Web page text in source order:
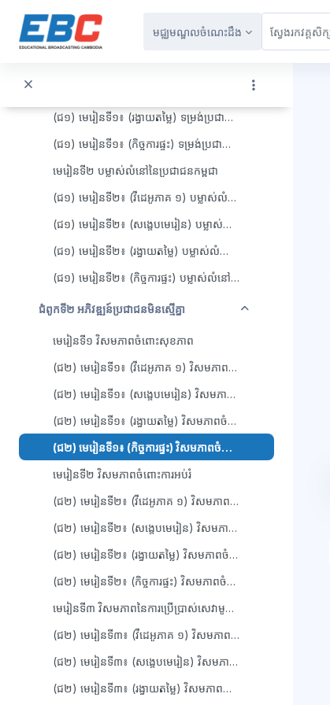
មជ្ឈមណ្ឌលចំណេះដឹង
មេរៀនទី១ ទម្រង់ប្រជាសាស្រ្តកម្ពុជា
(ជ១) មេរៀនទី១៖ (រង្វាយតម្លៃ) ទម្រង់ប្រជាសាស្រ្តកម្ពុជា
(ជ១) មេរៀនទី១៖ (កិច្ចការផ្ទះ) ទម្រង់ប្រជាសាស្រ្តកម្ពុជា
មេរៀនទី២ បម្លាស់លំនៅនៃប្រជាជនកម្ពុជា
(ជ១) មេរៀនទី២៖ (វីដេអូភាគ ១) បម្លាស់លំនៅនៃប្រជាជនកម្ពុជា
(ជ១) មេរៀនទី២៖ (សង្ខេបមេរៀន) បម្លាស់លំនៅនៃប្រជាជនកម្ពុជា
(ជ១) មេរៀនទី២៖ (រង្វាយតម្លៃ) បម្លាស់លំនៅនៃប្រជាជនកម្ពុជា
(ជ១) មេរៀនទី២៖ (កិច្ចការផ្ទះ) បម្លាស់លំនៅនៃប្រជាជនកម្ពុជា
ជំពូកទី២ អភិវឌ្ឍន៍ប្រជាជនមិនស្មើគ្នា វេញ
មេរៀនទី១ វិសមភាពចំពោះសុខភាព
(ជ២) មេរៀនទី១៖ (វីដេអូភាគ ១) វិសមភាពចំពោះសុខភាព
(ជ២) មេរៀនទី១៖ (សង្ខេបមេរៀន) វិសមភាពចំពោះសុខភាព
(ជ២) មេរៀនទី១៖ (រង្វាយតម្លៃ) វិសមភាពចំពោះសុខភាព
(ជ២) មេរៀនទី១៖ (កិច្ចការផ្ទះ) វិសមភាពចំពោះសុខភាព
មេរៀនទី២ វិសមភាពចំពោះការអប់រំ
(ជ២) មេរៀនទី២៖ (វីដេអូភាគ ១) វិសមភាពចំពោះការអប់រំ
(ជ២) មេរៀនទី២៖ (សង្ខេបមេរៀន) វិសមភាពចំពោះការអប់រំ
(ជ២) មេរៀនទី២៖ (រង្វាយតម្លៃ) វិសមភាពចំពោះការអប់រំ
(ជ២) មេរៀនទី២៖ (កិច្ចការផ្ទះ) វិសមភាពចំពោះការអប់រំ
មេរៀនទី៣ វិសមភាពនៃការប្រើប្រាស់សេវាមូលដ្ឋាន
(ជ២) មេរៀនទី៣៖ (វីដេអូភាគ ១) វិសមភាពនៃការប្រើប្រាស់សេវាមូលដ្ឋាន
(ជ២) មេរៀនទី៣៖ (សង្ខេបមេរៀន) វិសមភាពនៃការប្រើប្រាស់សេវាមូលដ្ឋាន
(ជ២) មេរៀនទី៣៖ (រង្វាយតម្លៃ) វិសមភាពនៃការប្រើប្រាស់សេវាមូលដ្ឋាន